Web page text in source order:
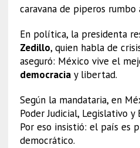
caravana de piperos rumbo
En política, la presidenta
Zedillo, quien habla de
aseguró: México vive el
democraciay libertad.
Según la mandataria, en
Poder Judicial, Legislativo y
Por eso insistió: el país es
democrático.